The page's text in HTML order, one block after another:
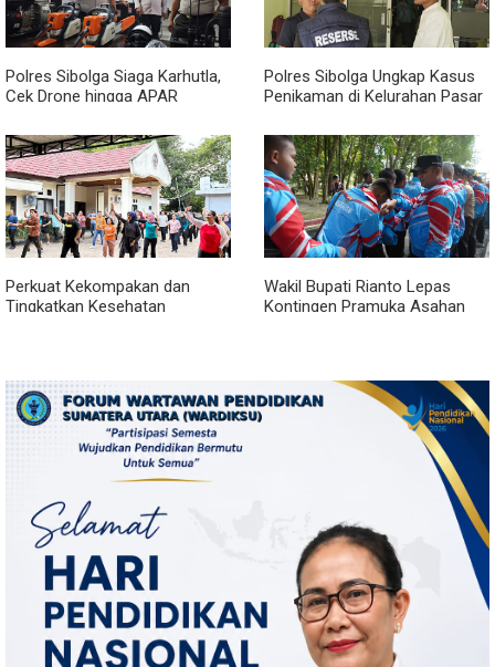
Polres Sibolga Siaga Karhutla,
Cek Drone hingga APAR
Polres Sibolga Ungkap Kasus
Penikaman di Kelurahan Pasar
Perkuat Kekompakan dan
Tingkatkan Kesehatan
Wakil Bupati Rianto Lepas
Kontingen Pramuka Asahan